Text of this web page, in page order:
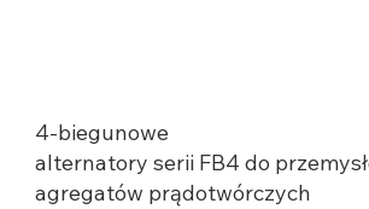
4-biegunowe
alternatory serii FB4 do
agregatów prądotwórczych